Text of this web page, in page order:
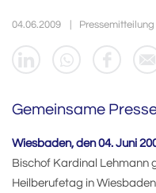
04.06.2009 Pressemitteilung
Gemeinsame
Wiesbaden, den 04. Juni
Bischof Kardinal Lehmann
Heilberufetag in